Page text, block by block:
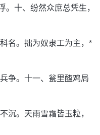
。十、纷然众庶总凭生，
名。拙为奴隶工为主，*
争。十一、瓮里醢鸡局
沉。天雨雪霜皆玉粒，